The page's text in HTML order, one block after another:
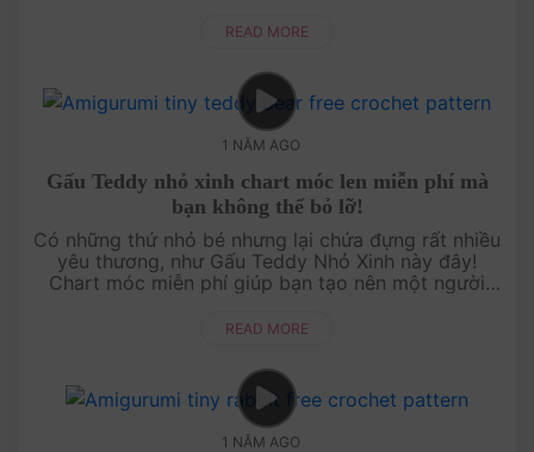
tay vào móc ngay....
READ MORE
1 NĂM AGO
Gấu Teddy nhỏ xinh chart móc len miễn phí mà
bạn không thể bỏ lỡ!
Có những thứ nhỏ bé nhưng lại chứa đựng rất nhiều
yêu thương, như Gấu Teddy Nhỏ Xinh này đây!
Chart móc miễn phí giúp bạn tạo nên một người
lòng bà....
READ MORE
1 NĂM AGO